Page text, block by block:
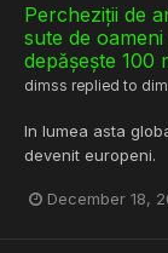
Percheziții de
sute de
depășește 100
dimss replied to
In lumea asta
devenit europeni.
December 18,